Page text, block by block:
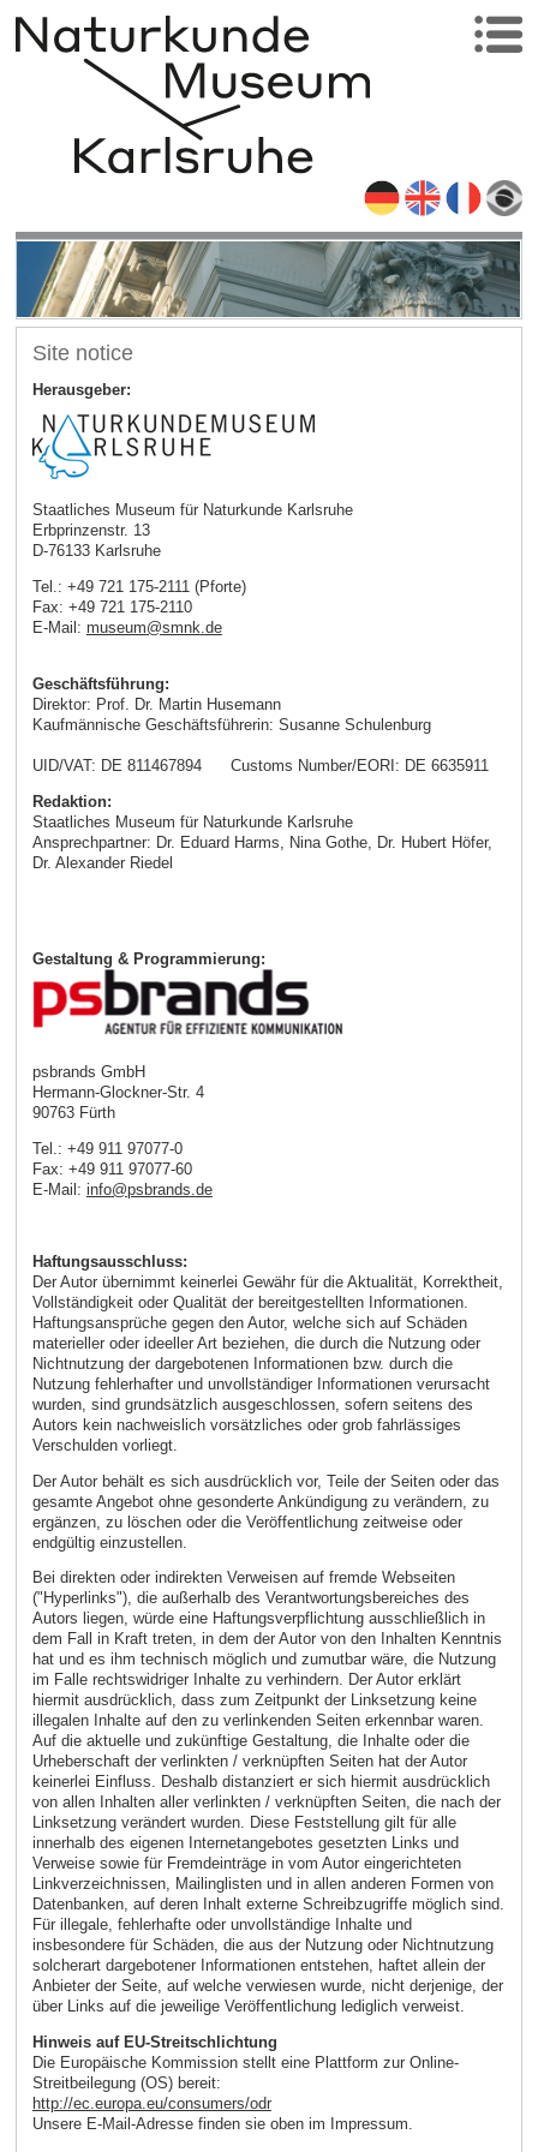
Site notice
Herausgeber:
Staatliches Museum für Naturkunde Karlsruhe
Erbprinzenstr. 13
D-76133 Karlsruhe
Tel.: +49 721 175-2111 (Pforte)
Fax: +49 721 175-2110
E-Mail: museum@smnk.de
Geschäftsführung:
Direktor: Prof. Dr. Martin Husemann
Kaufmännische Geschäftsführerin: Susanne Schulenburg
UID/VAT: DE 811467894 Customs Number/EORI: DE 6635911
Redaktion:
Staatliches Museum für Naturkunde Karlsruhe
Ansprechpartner: Dr. Eduard Harms, Nina Gothe, Dr. Hubert Höfer,
Dr. Alexander Riedel
Gestaltung & Programmierung:
psbrands GmbH
Hermann-Glockner-Str. 4
90763 Fürth
Tel.: +49 911 97077-0
Fax: +49 911 97077-60
E-Mail: info@psbrands.de
Haftungsausschluss:
Der Autor übernimmt keinerlei Gewähr für die Aktualität, Korrektheit,
Vollständigkeit oder Qualität der bereitgestellten Informationen.
Haftungsansprüche gegen den Autor, welche sich auf Schäden
materieller oder ideeller Art beziehen, die durch die Nutzung oder
Nichtnutzung der dargebotenen Informationen bzw. durch die
Nutzung fehlerhafter und unvollständiger Informationen verursacht
wurden, sind grundsätzlich ausgeschlossen, sofern seitens des
Autors kein nachweislich vorsätzliches oder grob fahrlässiges
Verschulden vorliegt.
Der Autor behält es sich ausdrücklich vor, Teile der Seiten oder das
gesamte Angebot ohne gesonderte Ankündigung zu verändern, zu
ergänzen, zu löschen oder die Veröffentlichung zeitweise oder
endgültig einzustellen.
Bei direkten oder indirekten Verweisen auf fremde Webseiten
("Hyperlinks"), die außerhalb des Verantwortungsbereiches des
Autors liegen, würde eine Haftungsverpflichtung ausschließlich in
dem Fall in Kraft treten, in dem der Autor von den Inhalten Kenntnis
hat und es ihm technisch möglich und zumutbar wäre, die Nutzung
im Falle rechtswidriger Inhalte zu verhindern. Der Autor erklärt
hiermit ausdrücklich, dass zum Zeitpunkt der Linksetzung keine
illegalen Inhalte auf den zu verlinkenden Seiten erkennbar waren.
Auf die aktuelle und zukünftige Gestaltung, die Inhalte oder die
Urheberschaft der verlinkten / verknüpften Seiten hat der Autor
keinerlei Einfluss. Deshalb distanziert er sich hiermit ausdrücklich
von allen Inhalten aller verlinkten / verknüpften Seiten, die nach der
Linksetzung verändert wurden. Diese Feststellung gilt für alle
innerhalb des eigenen Internetangebotes gesetzten Links und
Verweise sowie für Fremdeinträge in vom Autor eingerichteten
Linkverzeichnissen, Mailinglisten und in allen anderen Formen von
Datenbanken, auf deren Inhalt externe Schreibzugriffe möglich sind.
Für illegale, fehlerhafte oder unvollständige Inhalte und
insbesondere für Schäden, die aus der Nutzung oder Nichtnutzung
solcherart dargebotener Informationen entstehen, haftet allein der
Anbieter der Seite, auf welche verwiesen wurde, nicht derjenige, der
über Links auf die jeweilige Veröffentlichung lediglich verweist.
Hinweis auf EU-Streitschlichtung
Die Europäische Kommission stellt eine Plattform zur Online-
Streitbeilegung (OS) bereit:
http://ec.europa.eu/consumers/odr
Unsere E-Mail-Adresse finden sie oben im Impressum.